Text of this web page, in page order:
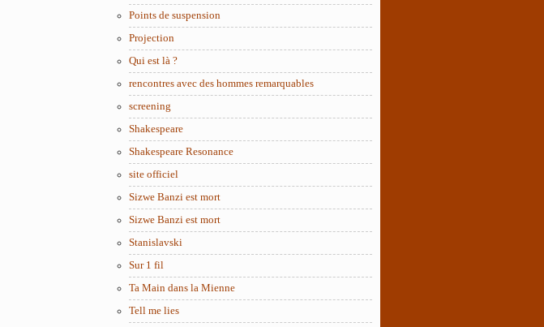
Points de suspension
Projection
Qui est là ?
rencontres avec des hommes remarquables
screening
Shakespeare
Shakespeare Resonance
site officiel
Sizwe Banzi est mort
Sizwe Banzi est mort
Stanislavski
Sur 1 fil
Ta Main dans la Mienne
Tell me lies